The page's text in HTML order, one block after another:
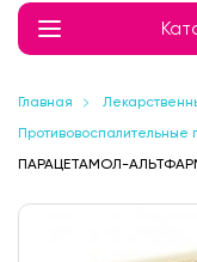
Главная
Противовоспалительные
ПАРАЦЕТАМОЛ-